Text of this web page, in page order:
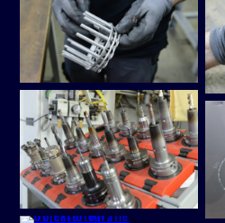
Impressum/AGB
Datenschutzerklärung
Zimmermann
VK
bei
facebook
Zimmermann
VK
bei
LinkedIn
Zimmermann
VK
bei
XING
Zimmermann
VK
bei
Instagram